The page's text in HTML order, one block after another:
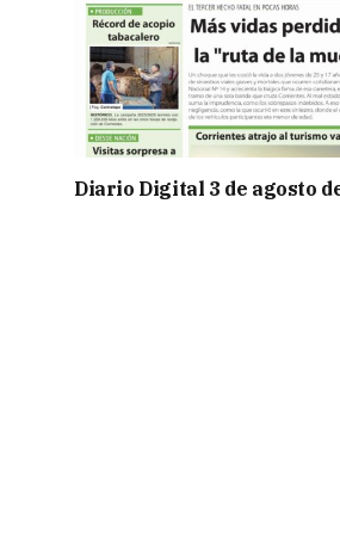
Diario Digital 3 de agosto